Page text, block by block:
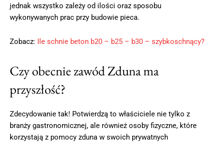
jednak wszystko zależy od ilości oraz sposobu
wykonywanych prac przy budowie pieca.
Zobacz: Ile schnie beton b20 – b25 – b30 – szybkoschnący?
Czy obecnie zawód Zduna ma
przyszłość?
Zdecydowanie tak! Potwierdzą to właściciele nie tylko z
branży gastronomicznej, ale również osoby fizyczne, które
korzystają z pomocy zduna w swoich prywatnych